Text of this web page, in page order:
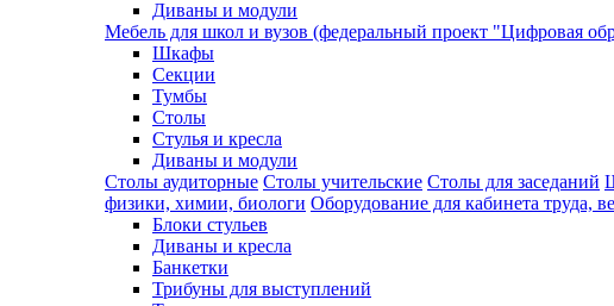
Диваны и модули
Мебель для школ и вузов (федеральный проект "Цифровая
Шкафы
Секции
Тумбы
Столы
Стулья и кресла
Диваны и модули
Столы аудиторные Столы учительские Столы для заседаний
физики, химии, биологи Оборудование для кабинета труда,
Блоки стульев
Диваны и кресла
Банкетки
Трибуны для выступлений